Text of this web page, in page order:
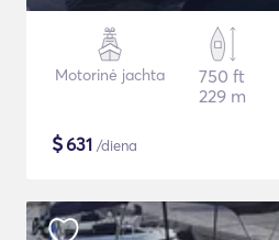
Motorinė jachta
750 ft
229 m
$631 /diena